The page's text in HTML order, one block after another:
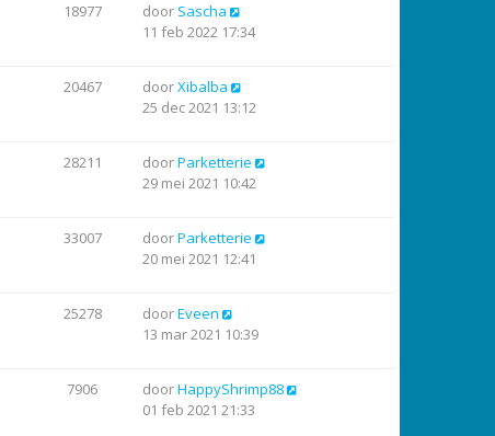
18977 door Sascha
11 feb 2022 17:34
20467 doorXibalba
25 dec 2021 13:12
28211 doorParketterie
29 mei 2021 10:42
33007 doorParketterie
20 mei 2021 12:41
25278 doorEveen
13 mar 2021 10:39
7906 doorHappyShrimp88
01 feb 2021 21:33